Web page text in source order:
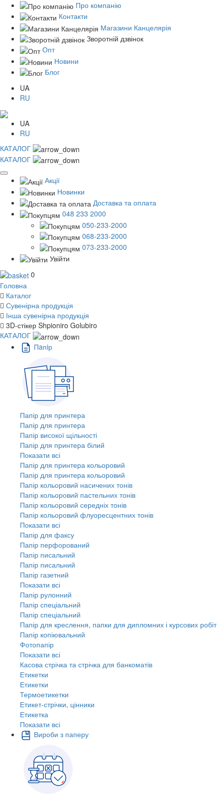
Про компанію
Контакти
Магазини Канцелярія
Зворотній дзвінок
Опт
Новини
Блог
UA
RU
UA
RU
КАТАЛОГ
КАТАЛОГ
Акції
Новинки
Доставка та оплата
048 233 2000
050-233-2000
068-233-2000
073-233-2000
Увійти
0
Головна
Каталог
Сувенірна продукція
Інша сувенірна продукція
3D-стікер Shpioniro Golubiro
КАТАЛОГ
Пaпiр
Папір для принтера
Папір для принтера
Папір високої щільності
Папір для принтера білий
Показати всі
Папір для принтера кольоровий
Папір для принтера кольоровий
Папір кольоровий насичених тонів
Папір кольоровий пастельних тонів
Папір кольоровий середніх тонів
Папір кольоровий флуоресцентних тонів
Показати всі
Папір для факсу
Папір перфорований
Папір писальний
Папір писальний
Папір газетний
Показати всі
Папір рулонний
Папір спеціальний
Папір спеціальний
Папір для креслення, папки для дипломних і курсових робіт
Папір копіювальний
Фотопапір
Показати всі
Касова стрічка та стрічка для банкоматів
Етикетки
Етикетки
Термоетикетки
Етикет-стрічки, цінники
Етикетка
Показати всі
Вироби з паперу